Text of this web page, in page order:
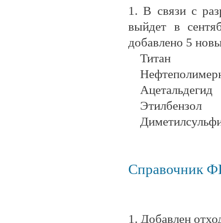
1. В связи с
выйдет в
добавлено 5
Титан
Ацетальдегид
Этилбензол
Справочник
1. Добавлен